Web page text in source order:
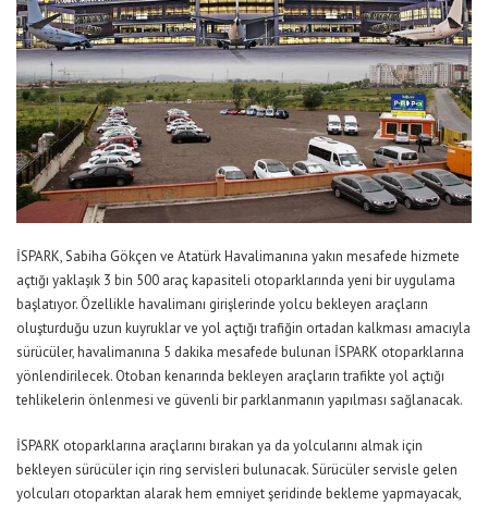
İSPARK, Sabiha Gökçen ve Atatürk Havalimanına yakın mesafede hizmete
açtığı yaklaşık 3 bin 500 araç kapasiteli otoparklarında yeni bir uygulama
başlatıyor. Özellikle havalimanı girişlerinde yolcu bekleyen araçların
oluşturduğu uzun kuyruklar ve yol açtığı trafiğin ortadan kalkması amacıyla
sürücüler, havalimanına 5 dakika mesafede bulunan İSPARK otoparklarına
yönlendirilecek. Otoban kenarında bekleyen araçların trafikte yol açtığı
tehlikelerin önlenmesi ve güvenli bir parklanmanın yapılması sağlanacak.
İSPARK otoparklarına araçlarını bırakan ya da yolcularını almak için
bekleyen sürücüler için ring servisleri bulunacak. Sürücüler servisle gelen
yolcuları otoparktan alarak hem emniyet şeridinde bekleme yapmayacak,